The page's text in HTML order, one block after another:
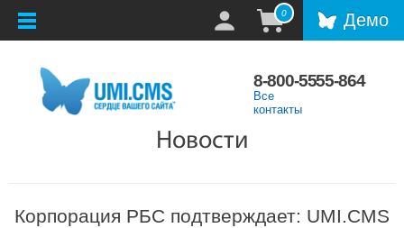
0 Демо
8-800-5555-864
Все
контакты
Новости
Корпорация РБС подтверждает: UMI.CMS